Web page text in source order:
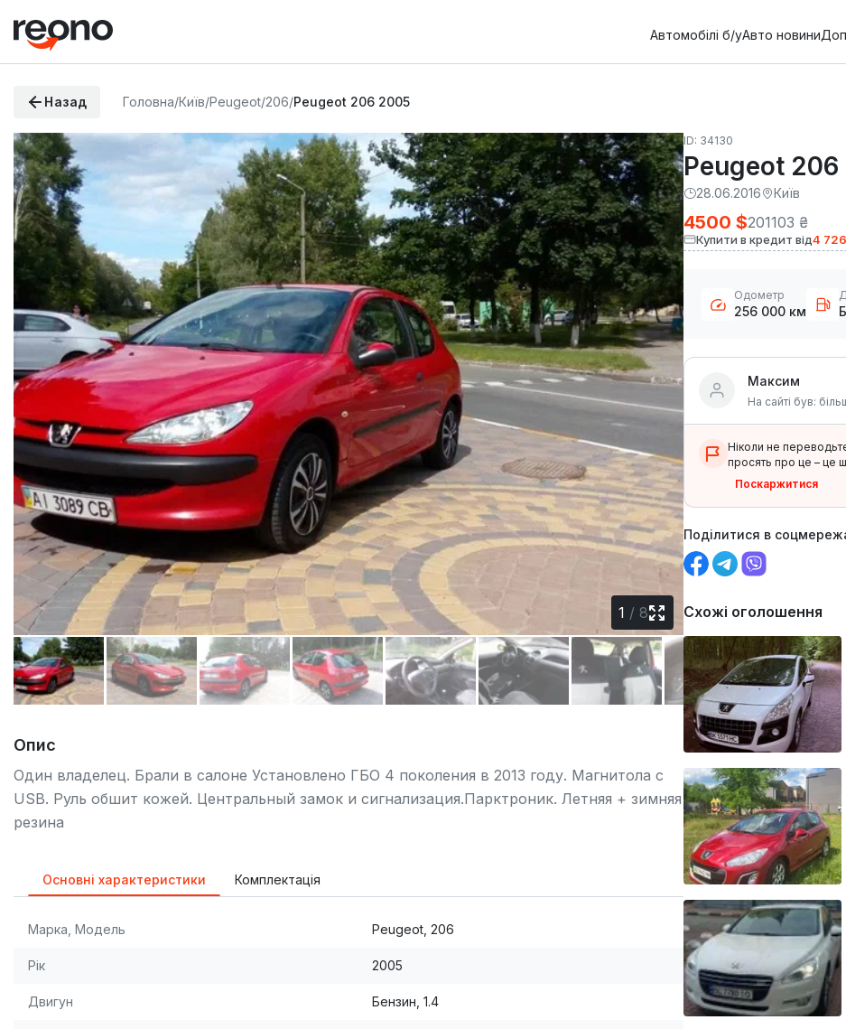
Автомобілі б/уАвто новини
Назад Головна/Київ/Peugeot/206/Peugeot 206 2005
1 / 8
Опис
Один владелец. Брали в салоне Установлено ГБО 4 поколения в 2013 году. Магнитола с
USB. Руль обшит кожей. Центральный замок и сигнализация.Парктроник. Летняя + зимняя
резина
Основні характеристики Комплектація
Марка, Модель Peugeot, 206
Рік 2005
Двигун Бензин, 1.4
ID: 34130
Peugeot
28.06.2016 Київ
4500 $201103 ₴
Купити в кредит від4 726
Одометр
256 000 км
Максим
На сайті був:
Ніколи не
просять про це – це
Поскаржитися
Поділитися в
Схожі оголошення